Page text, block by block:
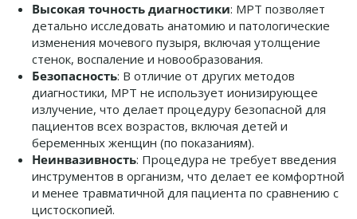
Высокая точность диагностики: МРТ позволяет
детально исследовать анатомию и патологические
изменения мочевого пузыря, включая утолщение
стенок, воспаление и новообразования.
Безопасность: В отличие от других методов
диагностики, МРТ не использует ионизирующее
излучение, что делает процедуру безопасной для
пациентов всех возрастов, включая детей и
беременных женщин (по показаниям).
Неинвазивность: Процедура не требует введения
инструментов в организм, что делает ее комфортной
и менее травматичной для пациента по сравнению с
цистоскопией.